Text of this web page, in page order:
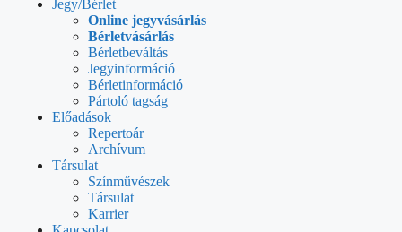
Jegy/Bérlet
Online jegyvásárlás
Bérletvásárlás
Bérletbeváltás
Jegyinformáció
Bérletinformáció
Pártoló tagság
Előadások
Repertoár
Archívum
Társulat
Színművészek
Társulat
Karrier